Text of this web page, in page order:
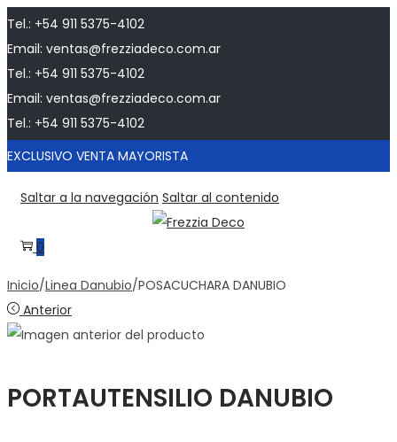
Tel.: +54 911 5375-4102
Email: ventas@frezziadeco.com.ar
Tel.: +54 911 5375-4102
Email: ventas@frezziadeco.com.ar
Tel.: +54 911 5375-4102
EXCLUSIVO VENTA MAYORISTA
Saltar a la navegación Saltar al contenido
0
Inicio/Linea Danubio/POSACUCHARA DANUBIO
Anterior
PORTAUTENSILIO DANUBIO